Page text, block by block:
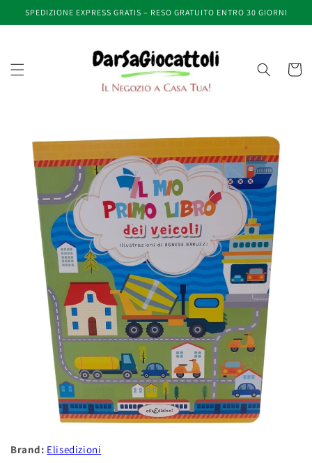
direttamente
ai contenuti
SPEDIZIONE EXPRESS GRATIS – RESO GRATUITO ENTRO 30 GIORNI
Carrello
Brand: Elisedizioni